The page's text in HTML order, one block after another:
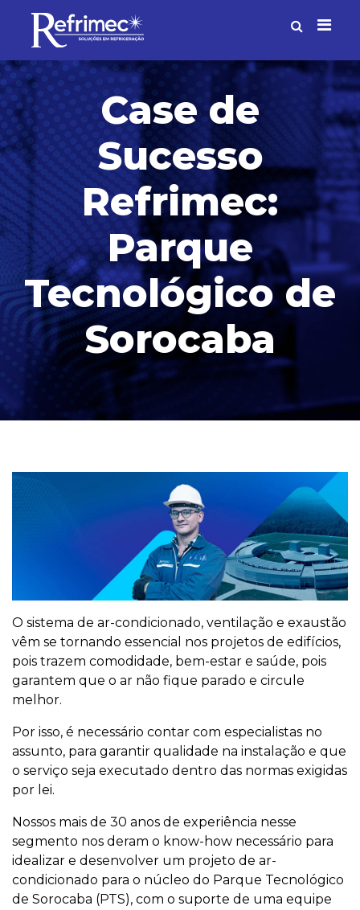
Case de
Sucesso
Refrimec:
Parque
Tecnológico de
Sorocaba
O sistema de ar-condicionado, ventilação e exaustão
vêm se tornando essencial nos projetos de edifícios,
pois trazem comodidade, bem-estar e saúde, pois
garantem que o ar não fique parado e circule
melhor.
Por isso, é necessário contar com especialistas no
assunto, para garantir qualidade na instalação e que
o serviço seja executado dentro das normas exigidas
por lei.
Nossos mais de 30 anos de experiência nesse
segmento nos deram o know-how necessário para
idealizar e desenvolver um projeto de ar-
condicionado para o núcleo do Parque Tecnológico
de Sorocaba (PTS), com o suporte de uma equipe